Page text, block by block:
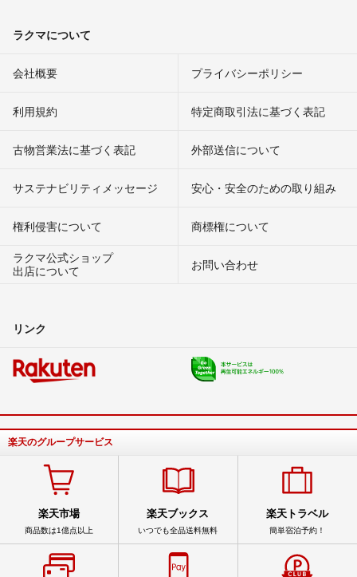
ラクマについて
会社概要 プライバシーポリシー
利用規約 特定商取引法に基づく表記
古物営業法に基づく表記 外部送信について
サステナビリティメッセージ 安心・安全のための取り組み
権利侵害について
商標権について
ラクマ公式ショップ
出店について
お問い合わせ
リンク
楽天のグループサービス
楽天市場
商品数は1億点以上
楽天ブックス
いつでも全品送料無料
楽天トラベル
簡単宿泊予約！